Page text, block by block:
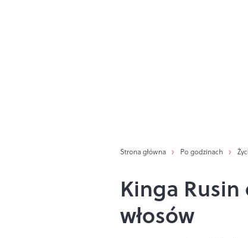
Strona główna Po godzinach
Kinga
włosów